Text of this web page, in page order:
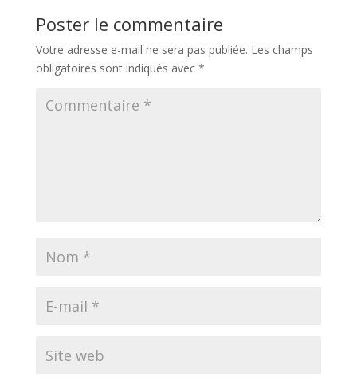
Poster le commentaire
Votre adresse e-mail ne sera pas publiée. Les champs
obligatoires sont indiqués avec *